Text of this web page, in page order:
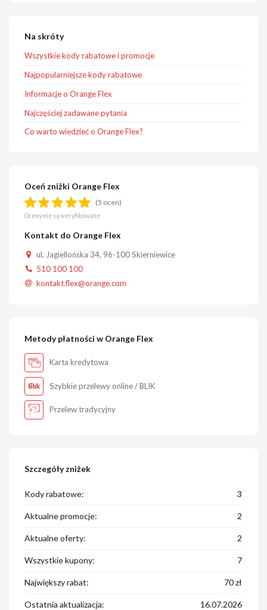
Na skróty
Wszystkie kody rabatowe i promocje
Najpopularniejsze kody rabatowe
Informacje o Orange Flex
Najczęściej zadawane pytania
Co warto wiedzieć o Orange Flex?
Oceń zniżki Orange Flex
(5 ocen)
Oceny nie są weryfikowane
Kontakt do Orange Flex
ul. Jagiellońska 34, 96-100 Skierniewice
510 100 100
kontakt.flex@orange.com
Metody płatności w Orange Flex
Karta kredytowa
Szybkie przelewy online / BLIK
Przelew tradycyjny
Szczegóły zniżek
Kody rabatowe: 3
Aktualne promocje: 2
Aktualne oferty: 2
Wszystkie kupony: 7
Największy rabat: 70 zł
Ostatnia aktualizacja: 16.07.2026